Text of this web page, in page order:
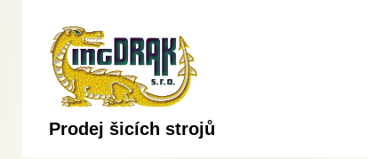
Prodej šicích strojů